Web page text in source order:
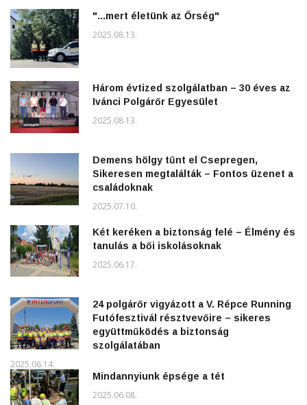
"...mert életünk az Őrség"
2025.08.13.
Három évtized szolgálatban – 30 éves az
Ivánci Polgárőr Egyesület
2025.08.13.
Demens hölgy tűnt el Csepregen,
Sikeresen megtalálták – Fontos üzenet a
családoknak
2025.07.10.
Két keréken a biztonság felé – Élmény és
tanulás a bői iskolásoknak
2025.06.17.
24 polgárőr vigyázott a V. Répce Running
Futófesztivál résztvevőire – sikeres
együttműködés a biztonság
szolgálatában
2025.06.14.
Mindannyiunk épsége a tét
2025.06.08.